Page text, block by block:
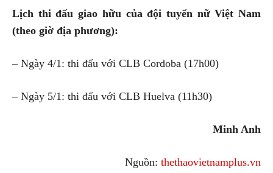
Lịch thi đấu giao hữu của đội tuyển nữ Việt Nam
(theo giờ địa phương):
– Ngày 4/1: thi đấu với CLB Cordoba (17h00)
– Ngày 5/1: thi đấu với CLB Huelva (11h30)
Minh Anh
Nguồn: thethaovietnamplus.vn